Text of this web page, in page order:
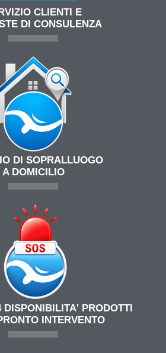
CLIENTI E
DI CONSULENZA
DI SOPRALLUOGO
A DOMICILIO
DISPONIBILITA' PRODOTTI
INTERVENTO